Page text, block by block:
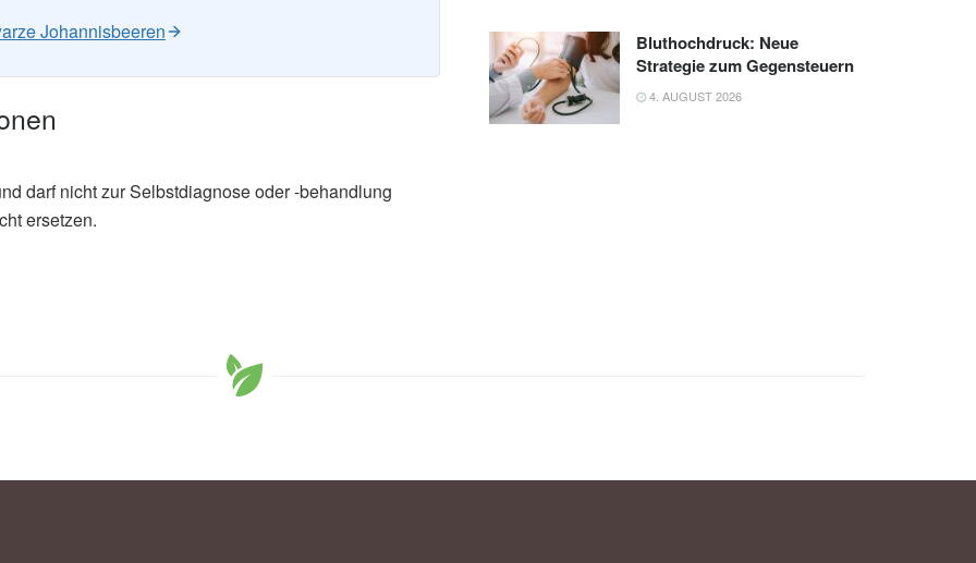
Johannisbeeren
darf nicht zur Selbstdiagnose oder -behandlung
ersetzen.
Bluthochdruck: Neue
Strategie zum Gegensteuern
4. AUGUST 2026